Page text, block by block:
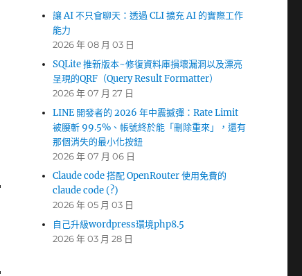
讓 AI 不只會聊天：透過 CLI 擴充 AI 的實際工作
能力
2026 年 08 月 03 日
SQLite 推新版本~修復資料庫損壞漏洞以及漂亮
呈現的QRF（Query Result Formatter）
2026 年 07 月 27 日
LINE 開發者的 2026 年中震撼彈：Rate Limit
被腰斬 99.5%、帳號終於能「刪除重來」，還有
那個消失的最小化按鈕
2026 年 07 月 06 日
Claude code 搭配 OpenRouter 使用免費的
claude code (?)
2026 年 05 月 03 日
自己升級wordpress環境php8.5
2026 年 03 月 28 日